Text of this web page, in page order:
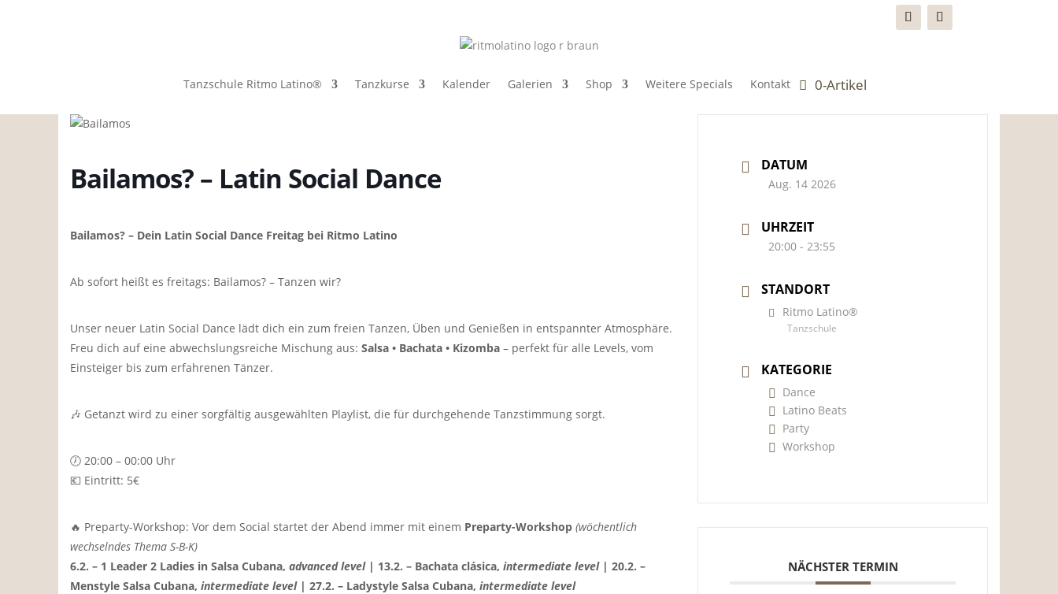
Tanzschule Ritmo Latino® Tanzkurse Kalender Galerien Shop Weitere Specials Kontakt 0-Artikel
Bailamos? – Latin Social Dance
Bailamos? – Dein Latin Social Dance Freitag bei Ritmo Latino
Ab sofort heißt es freitags: Bailamos? – Tanzen wir?
Unser neuer Latin Social Dance lädt dich ein zum freien Tanzen, Üben und Genießen in entspannter Atmosphäre.
Freu dich auf eine abwechslungsreiche Mischung aus: Salsa • Bachata • Kizomba – perfekt für alle Levels, vom
Einsteiger bis zum erfahrenen Tänzer.
🎶 Getanzt wird zu einer sorgfältig ausgewählten Playlist, die für durchgehende Tanzstimmung sorgt.
🕖 20:00 – 00:00 Uhr
💶 Eintritt: 5€
🔥 Preparty-Workshop: Vor dem Social startet der Abend immer mit einem Preparty-Workshop (wöchentlich
wechselndes Thema S-B-K)
6.2. – 1 Leader 2 Ladies in Salsa Cubana, advanced level| 13.2. – Bachata clásica, intermediate level| 20.2. –
Menstyle Salsa Cubana, intermediate level| 27.2. – Ladystyle Salsa Cubana, intermediate level
DATUM
Aug. 14 2026
UHRZEIT
20:00 - 23:55
STANDORT
Ritmo Latino®
Tanzschule
KATEGORIE
Dance
Latino Beats
Party
Workshop
NÄCHSTER TERMIN